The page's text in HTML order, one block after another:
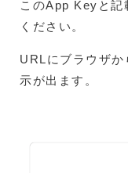
このApp Keyと記
ください。
URLにブラウザ
示が出ます。